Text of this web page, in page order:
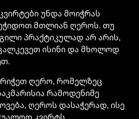
უნდა მოიჭრას
მთლიან ღეროს. თუ
პრაქტიკულად არ არის,
ისინი და მხოლოდ
.
ღერო, რომელზეც
რამოდენიმე
ღეროს დასაჭერად, ისე